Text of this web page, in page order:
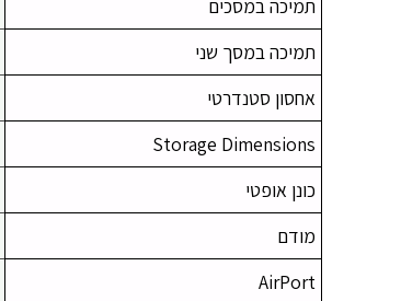
תמיכה במסכים
תמיכה במסך שני
אחסון סטנדרטי
Storage Dimensions
כונן אופטי
מודם
AirPort